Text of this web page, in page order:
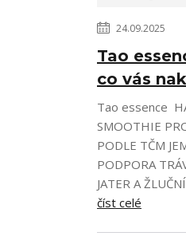
24.09.2025
Tao
co vás
Tao essence
SMOOTHIE
PODLE TČM
PODPORA
JATER A
číst celé